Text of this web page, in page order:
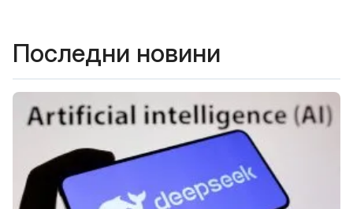
Последни новини